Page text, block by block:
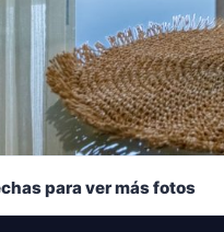
para ver más fotos